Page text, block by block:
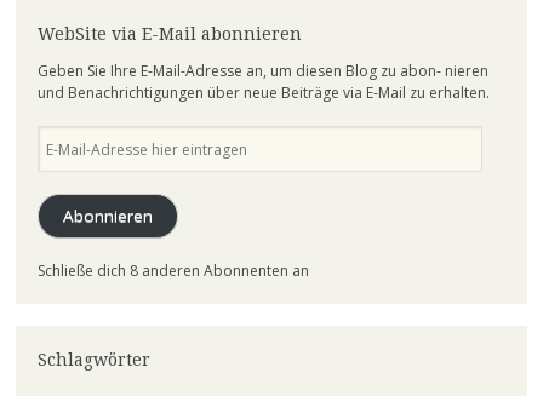
WebSite via E-Mail abonnieren
Geben Sie Ihre E-Mail-Adresse an, um diesen Blog zu abon- nieren
und Benachrichtigungen über neue Beiträge via E-Mail zu erhalten.
Mail-
hier
eintragen
Abonnieren
Schließe dich 8 anderen Abonnenten an
Schlagwörter